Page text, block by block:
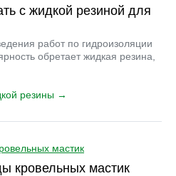
с жидкой резиной для
работ по гидроизоляции
обретает жидкая резина,
резины →
кровельных мастик